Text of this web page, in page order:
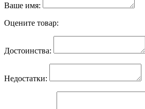
Ваше имя:
Оцените товар:
Достоинства:
Недостатки: